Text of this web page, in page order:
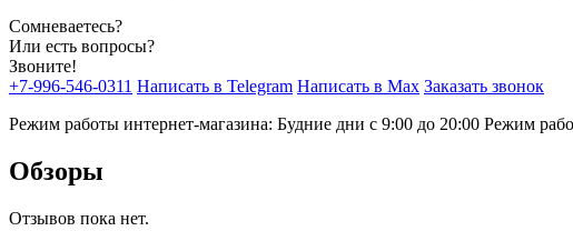
Сомневаетесь?
Или есть вопросы?
Звоните!
+7-996-546-0311 Написать в Telegram Написать в Max Заказать звонок
Режим работы интернет-магазина: Будние дни с 9:00 до 20:00 Режим
Обзоры
Отзывов пока нет.